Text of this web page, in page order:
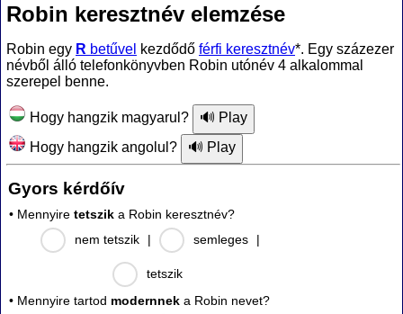
Robin keresztnév elemzése
Robin egy R betűvel kezdődő férfi keresztnév*. Egy százezer
névből álló telefonkönyvben Robin utónév 4 alkalommal
szerepel benne.
Hogy hangzik magyarul?
Hogy hangzik angolul?
Gyors kérdőív
• Mennyire tetszik a Robin keresztnév?
nem tetszik
| semleges |
tetszik
• Mennyire tartod modernnek a Robin nevet?